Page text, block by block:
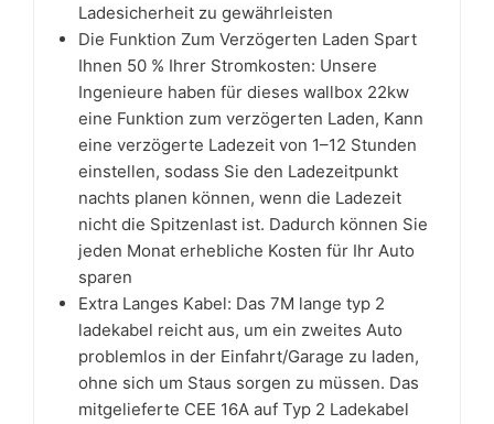
Ladesicherheit zu gewährleisten
Die Funktion Zum Verzögerten Laden Spart
Ihnen 50 % Ihrer Stromkosten: Unsere
Ingenieure haben für dieses wallbox 22kw
eine Funktion zum verzögerten Laden, Kann
eine verzögerte Ladezeit von 1–12 Stunden
einstellen, sodass Sie den Ladezeitpunkt
nachts planen können, wenn die Ladezeit
nicht die Spitzenlast ist. Dadurch können Sie
jeden Monat erhebliche Kosten für Ihr Auto
sparen
Extra Langes Kabel: Das 7M lange typ 2
ladekabel reicht aus, um ein zweites Auto
problemlos in der Einfahrt/Garage zu laden,
ohne sich um Staus sorgen zu müssen. Das
mitgelieferte CEE 16A auf Typ 2 Ladekabel